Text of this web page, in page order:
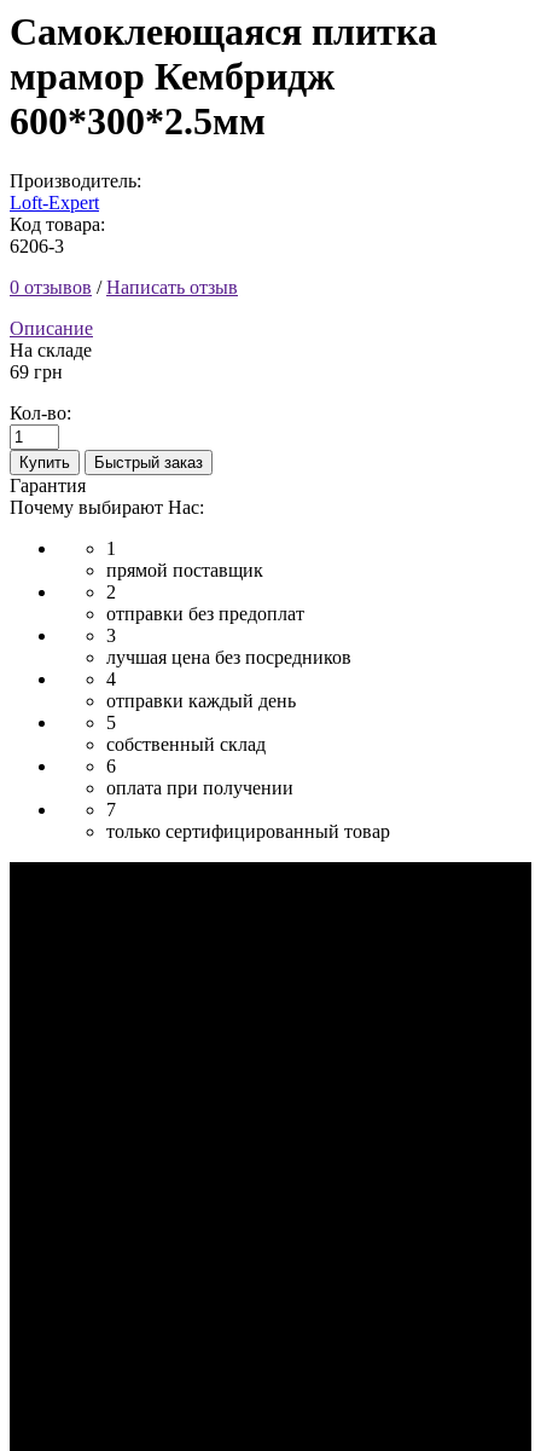
Самоклеющаяся плитка
мрамор Кембридж
600*300*2.5мм
Производитель:
Loft-Expert
Код товара:
6206-3
0 отзывов /Написать отзыв
Описание
На складе
69 грн
Кол-во:
Купить Быстрый заказ
Гарантия
Почему выбирают Нас:
1
прямой поставщик
2
отправки без предоплат
3
лучшая цена без посредников
4
отправки каждый день
5
собственный склад
6
оплата при получении
7
только сертифицированный товар